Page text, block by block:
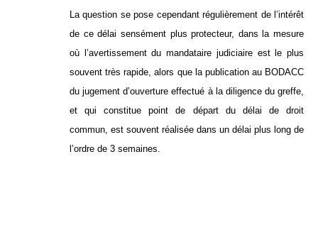
La question se pose cependant régulièrement de l’intérêt
de ce délai sensément plus protecteur, dans la mesure
où l’avertissement du mandataire judiciaire est le plus
souvent très rapide, alors que la publication au BODACC
du jugement d’ouverture effectué à la diligence du greffe,
et qui constitue point de départ du délai de droit
commun, est souvent réalisée dans un délai plus long de
l’ordre de 3 semaines.